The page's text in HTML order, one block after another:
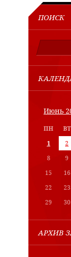
ПОИСК
Июнь
ПН ВТ
1
2
8
9
15
16
22
23
29
30
АРХИВ